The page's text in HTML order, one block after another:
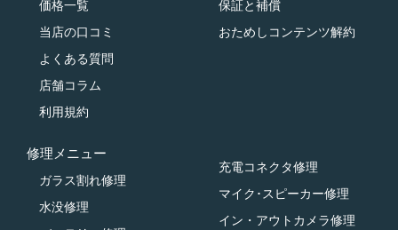
価格一覧
当店の口コミ
よくある質問
店舗コラム
利用規約
保証と補償
おためしコンテンツ解約
修理メニュー
ガラス割れ修理
水没修理
充電コネクタ修理
マイク･スピーカー修理
イン・アウトカメラ修理